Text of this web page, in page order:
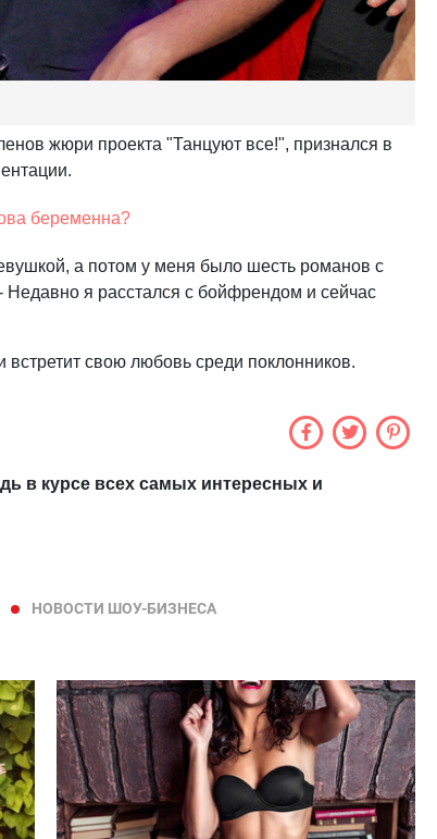
жюри проекта "Танцуют все!", признался в
беременна?
а потом у меня было шесть романов с
я расстался с бойфрендом и сейчас
встретит свою любовь среди поклонников.
в курсе всех самых интересных и
НОВОСТИ ШОУ-БИЗНЕСА